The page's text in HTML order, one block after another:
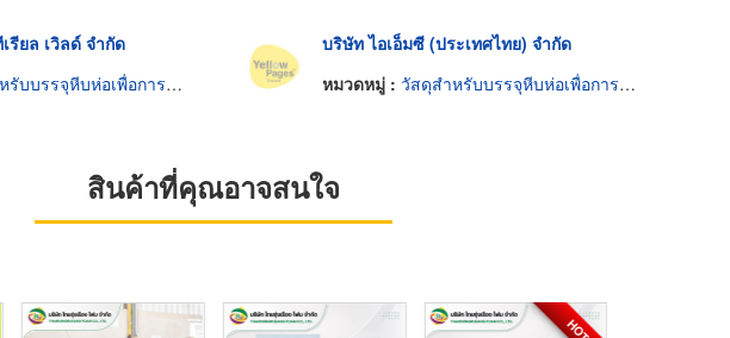
รียล เวิลด์ จำกัด
บบรรจุหีบห่อเพื่อการขนส่ง
บริษัท ไอเอ็มซี (ประเทศไทย) จำกัด
หมวดหมู่ : วัสดุสำหรับบรรจุหีบห่อเพื่อการขนส่ง
สินค้าที่คุณอาจสนใจ
HOT